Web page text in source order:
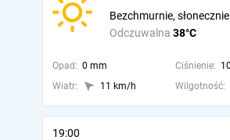
Odczuwalna 38°C
Bezchmurnie, słonecznie
Opad: 0 mm Ciśnienie:
Wiatr:
11 km/h Wilgotność:
19:00